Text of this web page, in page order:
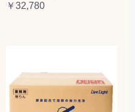
￥32,780